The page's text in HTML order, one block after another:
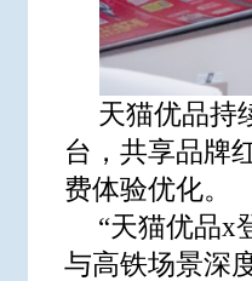
天猫优品持
台，共享品牌
费体验优化。
“天猫优品x
与高铁场景深